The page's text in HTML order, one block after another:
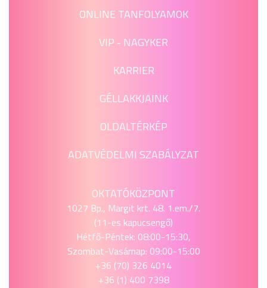
ONLINE TANFOLYAMOK
VIP - NAGYKER
KARRIER
GÉLLAKKJAINK
OLDALTÉRKÉP
ADATVÉDELMI SZABÁLYZAT
OKTATÓKÖZPONT
1027 Bp., Margit krt. 48. 1.em./7.
(11-es kapucsengő)
Hétfő-Péntek: 08:00-15:30,
Szombat-Vasárnap: 09:00-15:00
+36 (70) 326 4014
+36 (1) 400 7398